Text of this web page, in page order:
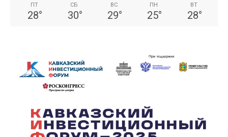
ПТ
28°
СБ
30°
ВС
29°
ПН
25°
ВТ
28°